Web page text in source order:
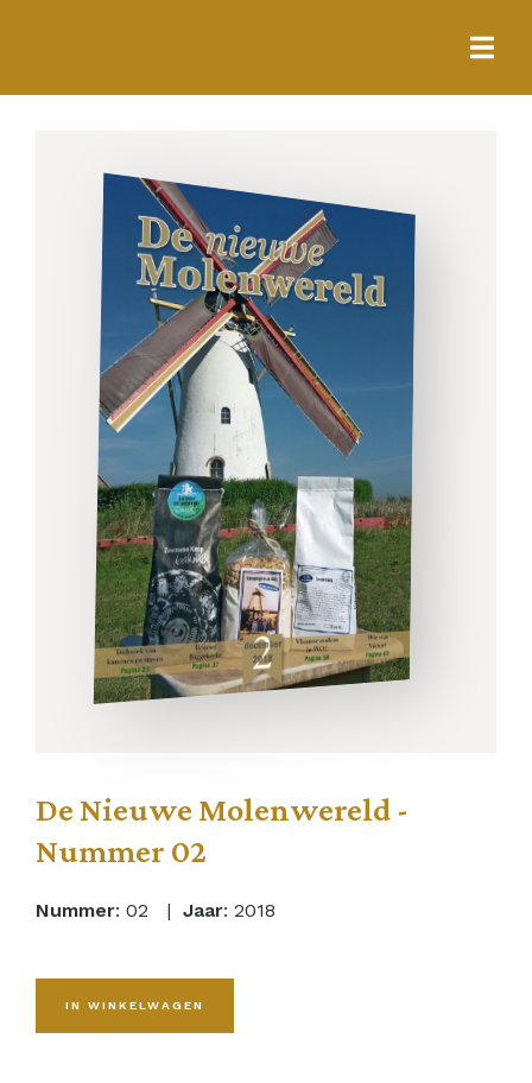
De Nieuwe Molenwereld -
Nummer 02
Nummer: 02 | Jaar: 2018
IN WINKELWAGEN